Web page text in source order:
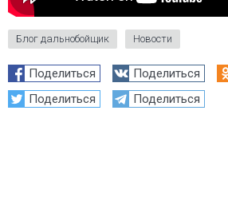
Блог дальнобойщик Новости
Поделиться Поделиться
Поделиться
Поделиться